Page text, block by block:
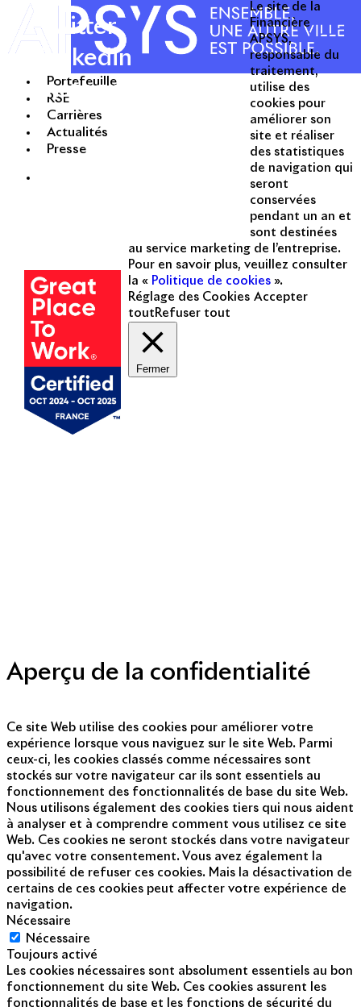
Portefeuille
RSE
Carrières
Actualités
Presse
Acteur passionné de la ville depuis
1996, Apsys conçoit, réalise, anime
et valorise des opérations urbaines
à forte valeur ajoutée dans toutes
Twitter
Linkedin
Instagram
Le site de la
Financière
APSYS,
responsable du
traitement,
utilise des
cookies pour
améliorer son
site et réaliser
des statistiques
de navigation qui
seront
conservées
pendant un an et
sont destinées
au service marketing de l’entreprise.
Pour en savoir plus, veuillez consulter
la « Politique de cookies ».
Réglage des Cookies Accepter
tout Refuser tout
Fermer
Aperçu de la confidentialité
Ce site Web utilise des cookies pour améliorer votre
expérience lorsque vous naviguez sur le site Web. Parmi
ceux-ci, les cookies classés comme nécessaires sont
stockés sur votre navigateur car ils sont essentiels au
fonctionnement des fonctionnalités de base du site Web.
Nous utilisons également des cookies tiers qui nous aident
à analyser et à comprendre comment vous utilisez ce site
Web. Ces cookies ne seront stockés dans votre navigateur
qu'avec votre consentement. Vous avez également la
possibilité de refuser ces cookies. Mais la désactivation de
certains de ces cookies peut affecter votre expérience de
navigation.
Nécessaire
Nécessaire
Toujours activé
Les cookies nécessaires sont absolument essentiels au bon
fonctionnement du site Web. Ces cookies assurent les
fonctionnalités de base et les fonctions de sécurité du